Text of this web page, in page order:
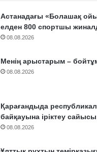
Астанадағы «Болашақ
елден 800 спортшы
08.08.2026
Менің арыстарым –
08.08.2026
Қарағандыда
байқауына іріктеу сайысы
08.08.2026